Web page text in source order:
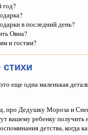
год?
в последний день?
Овна?
и гостям?
еще одна маленькая
про Дедушку Мороза и
вашему ребенку
детства, когда